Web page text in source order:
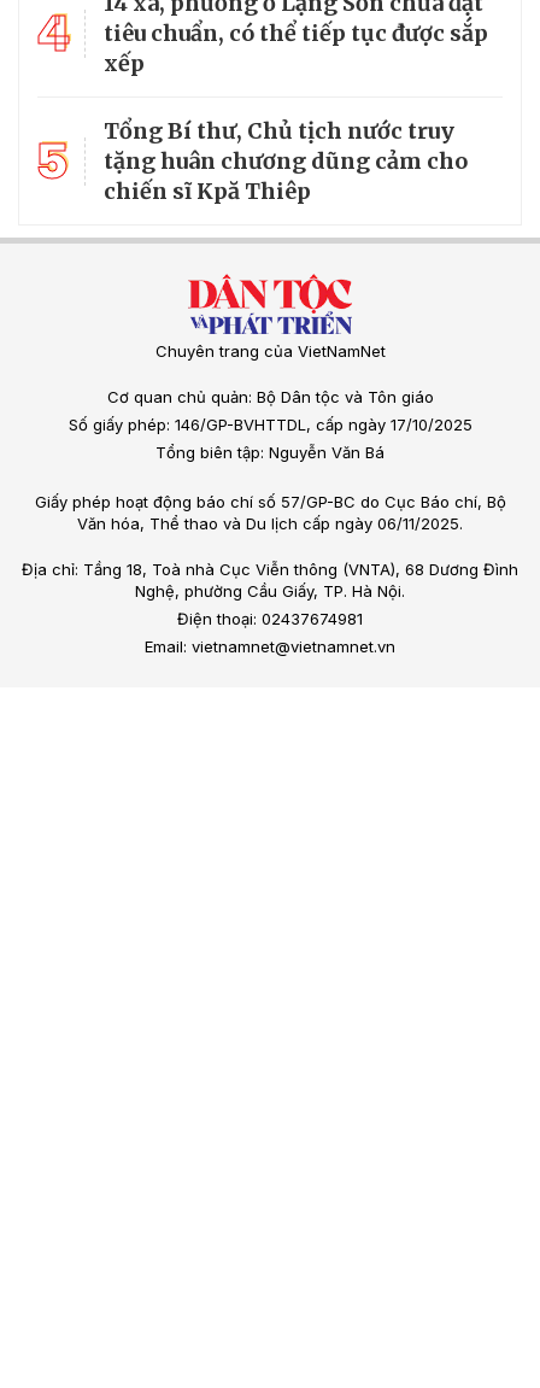
4
tiêu chuẩn, có thể tiếp tục được sắp
xếp
5
Tổng Bí thư, Chủ tịch nước truy
tặng huân chương dũng cảm cho
chiến sĩ Kpă Thiêp
Chuyên trang của VietNamNet
Cơ quan chủ quản: Bộ Dân tộc và Tôn giáo
Số giấy phép: 146/GP-BVHTTDL, cấp ngày 17/10/2025
Tổng biên tập: Nguyễn Văn Bá
Giấy phép hoạt động báo chí số 57/GP-BC do Cục Báo chí, Bộ
Văn hóa, Thể thao và Du lịch cấp ngày 06/11/2025.
Địa chỉ: Tầng 18, Toà nhà Cục Viễn thông (VNTA), 68 Dương Đình
Nghệ, phường Cầu Giấy, TP. Hà Nội.
Điện thoại: 02437674981
Email: vietnamnet@vietnamnet.vn